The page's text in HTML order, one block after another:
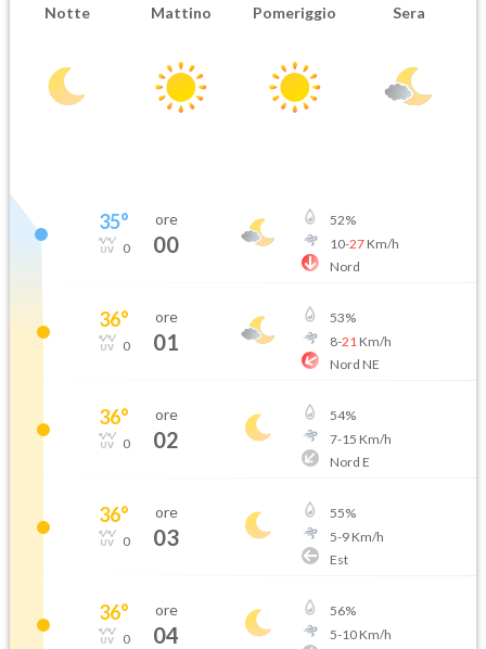
Notte Mattino Pomeriggio Sera
35°
0
ore
00
52%
10-27Km/h
Nord
36°
0
ore
01
53%
8-21 Km/h
Nord NE
36°
0
ore
02
54%
7-15 Km/h
Nord E
36°
0
ore
03
55%
5-9Km/h
Est
36°
0
ore
04
56%
5-10Km/h